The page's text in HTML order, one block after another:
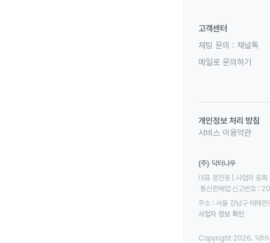
고객센터
채팅 문의 : 채널톡
메일로 문의하기
개인정보 처리 방침
서비스 이용약관
(주) 닥터나우
대표 정진웅 | 사업자
통신판매업 신고번호
주소 : 서울 강남구 테헤
사업자 정보 확인
Copyright 2026. 닥터